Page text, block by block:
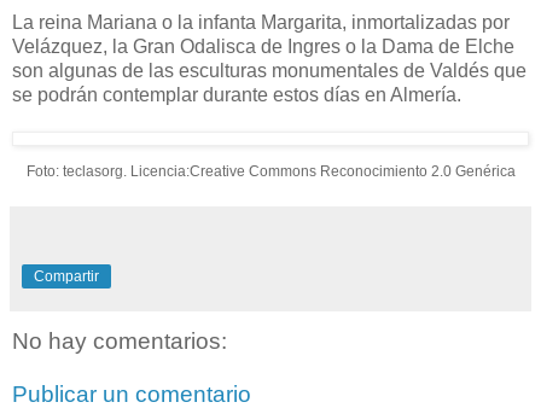
La reina Mariana o la infanta Margarita, inmortalizadas por
Velázquez, la Gran Odalisca de Ingres o la Dama de Elche
son algunas de las esculturas monumentales de Valdés que
se podrán contemplar durante estos días en Almería.
Foto: teclasorg. Licencia:Creative Commons Reconocimiento 2.0 Genérica
Compartir
No hay comentarios:
Publicar un comentario